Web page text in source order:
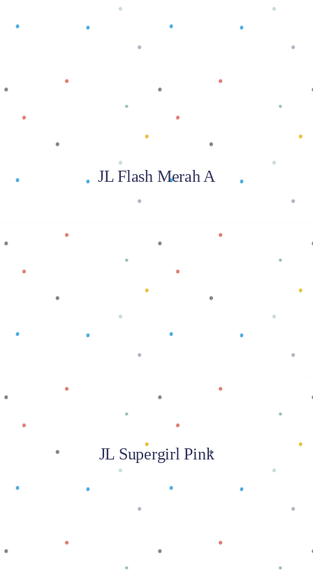
Baca selengkapnya
JL Flash Merah A
Baca selengkapnya
JL Supergirl Pink